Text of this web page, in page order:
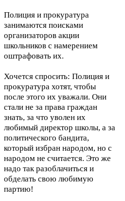
Полиция и прокуратура
занимаются поисками
организаторов акции
школьников с намерением
оштрафовать их.
Хочется спросить: Полиция и
прокуратура хотят, чтобы
после этого их уважали. Они
стали не за права граждан
знать, за что уволен их
любимый директор школы, а за
политического бандита,
который избран народом, но с
народом не считается. Это же
надо так разоблачиться и
обделать свою любимую
партию!